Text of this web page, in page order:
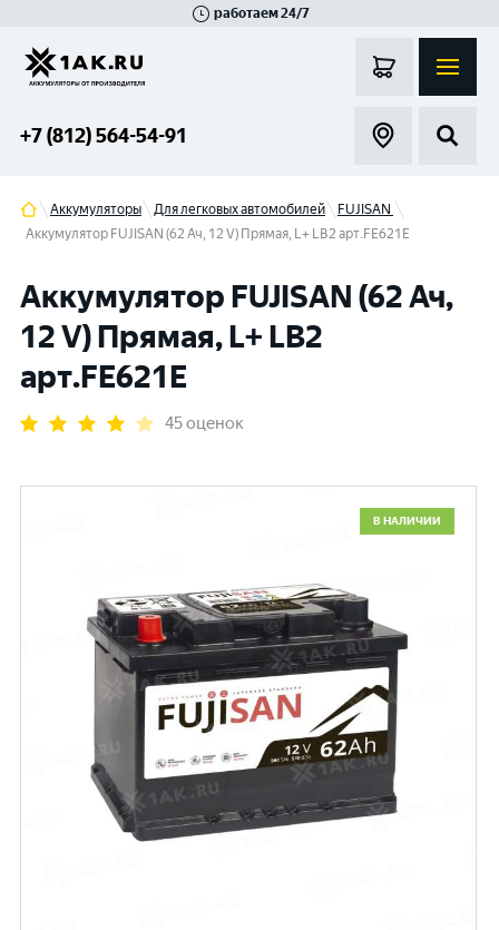
работаем 24/7
+7 (812) 564-54-91
Аккумуляторы Для легковых автомобилей
FUJISAN
Аккумулятор FUJISAN (62 Ач, 12 V) Прямая, L+ LB2 арт.FE621E
Аккумулятор FUJISAN (62 Ач,
12 V) Прямая, L+ LB2
арт.FE621E
45 оценок
В НАЛИЧИИ
Гатчина